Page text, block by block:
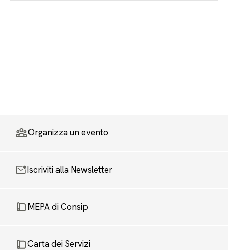
Organizza un evento
Iscriviti alla Newsletter
MEPA di Consip
Carta dei Servizi